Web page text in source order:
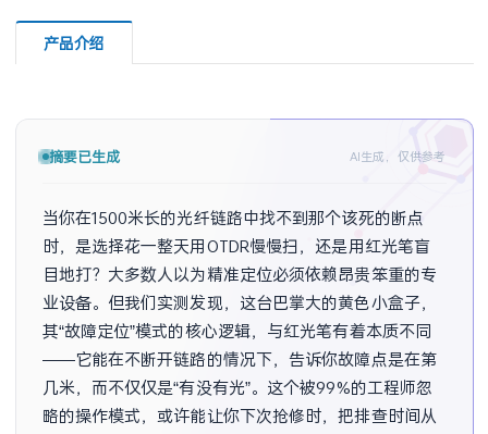
产品介绍
摘要已生成 AI生成，仅供参考
当你在1500米长的光纤链路中找不到那个该死的断点
时，是选择花一整天用OTDR慢慢扫，还是用红光笔盲
目地打？大多数人以为精准定位必须依赖昂贵笨重的专
业设备。但我们实测发现，这台巴掌大的黄色小盒子，
其“故障定位”模式的核心逻辑，与红光笔有着本质不同
——它能在不断开链路的情况下，告诉你故障点是在第
几米，而不仅仅是“有没有光”。这个被99%的工程师忽
略的操作模式，或许能让你下次抢修时，把排查时间从